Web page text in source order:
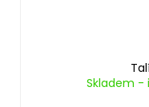
Skladem -